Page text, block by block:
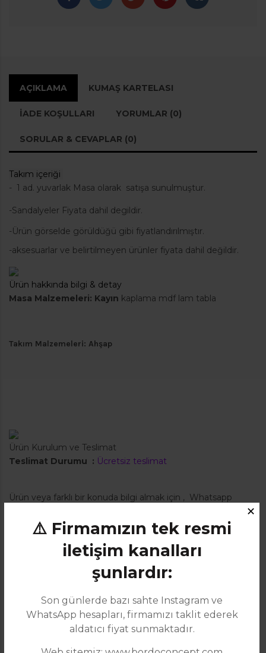
AÇIKLAMA KUMAŞ KARTELASI
İADE KOŞULLARI YORUMLAR (0)
SORULAR & CEVAPLAR (0)
Takım içeriği
- 1 ad. yuvarlak Masa olarak satışa sunulmuştur.
-Sandalyeler Fiyata dahil degildir.
-Ürün görselde görüldüğü gibi fiyatlandırılmıştır.
-aksesuarlar ve belirtilmeyen ürünler fiyata dahil değildir.
Ürün hakkında bilgi & detay
Masa Malzemeleri: Kayın kaplama mdf lam tabla
Takım Malzemeleri: Ahşap
Ürün Kurulum ve Teslimat
Teslimat Durumu : Ücretsiz teslimat
Ürün veya farklı bir konuda bilgi almak için , Whatsapp
Ürün Ölçüleri
100cm
✕
⚠️ Firmamızın tek resmi
iletişim kanalları
şunlardır:
Son günlerde bazı sahte Instagram ve
WhatsApp hesapları, firmamızı taklit ederek
aldatıcı fiyat sunmaktadır.